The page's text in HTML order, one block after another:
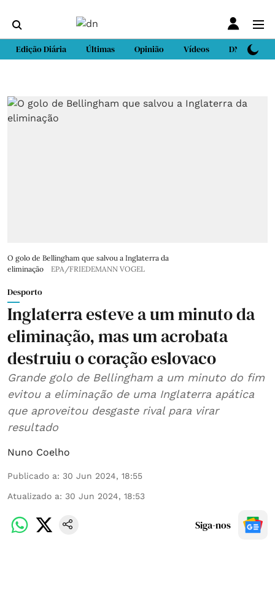
Edição Diária Últimas Opinião Vídeos DN Sport
O golo de Bellingham que salvou a Inglaterra da
eliminação
EPA/FRIEDEMANN VOGEL
Desporto
Inglaterra esteve a um minuto da
eliminação, mas um acrobata
destruiu o coração eslovaco
Grande golo de Bellingham a um minuto do fim
evitou a eliminação de uma Inglaterra apática
que aproveitou desgaste rival para virar
resultado
Nuno Coelho
Publicado a: 30 Jun 2024, 18:55
Atualizado a: 30 Jun 2024, 18:53
Siga-nos